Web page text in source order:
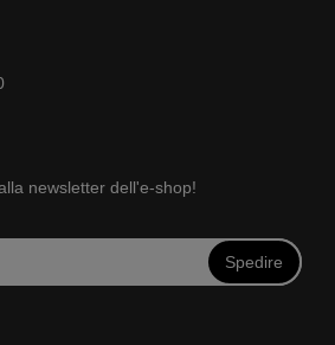
newsletter dell'e-shop!
Spedire